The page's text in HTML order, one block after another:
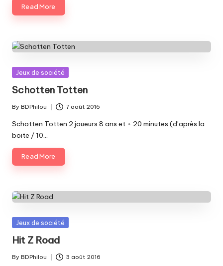
Read More
Posted
Jeux de société
Schotten Totten
Posted
by
By BDPhilou 7 août 2016
Schotten Totten 2 joueurs 8 ans et + 20 minutes (d’après la
boite / 10…
Read More
Posted
Jeux de société
Hit Z Road
Posted
By BDPhilou 3 août 2016